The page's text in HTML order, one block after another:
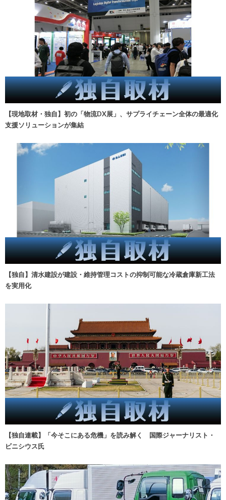
【現地取材・独自】初の「物流DX展」、サプライチェーン全体の最適化
支援ソリューションが集結
【独自】清水建設が建設・維持管理コストの抑制可能な冷蔵倉庫新工法
を実用化
【独自連載】「今そこにある危機」を読み解く 国際ジャーナリスト・
ビニシウス氏